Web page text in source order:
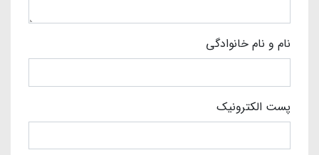
نام و نام خانوادگی
پست الکترونیک